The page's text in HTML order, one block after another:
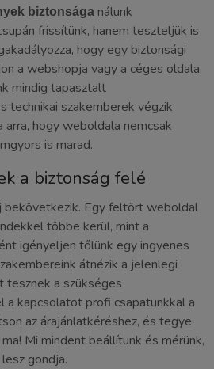
biztonsága nálunk
frissítünk, hanem teszteljük is
hogy egy biztonsági
a webshopja vagy a céges oldala.
mindig tapasztalt
technikai szakemberek végzik
arra, hogy weboldala nemcsak
is marad.
a biztonság felé
bekövetkezik. Egy feltört weboldal
többe kerül, mint a
igényeljen tőlünk egy ingyenes
átnézik a jelenlegi
tesznek a szükséges
kapcsolatot profi csapatunkkal a
az árajánlatkéréshez, és tegye
Mi mindent beállítunk és mérünk,
gondja.